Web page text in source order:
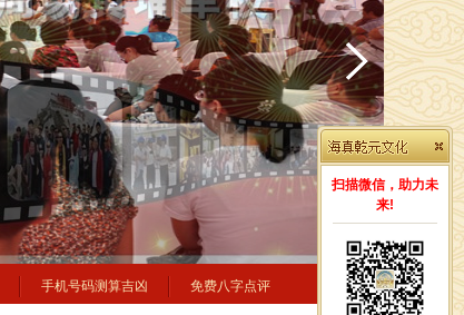
手机号码测算吉凶 免费八字点评
扫描微信，助力未
来!